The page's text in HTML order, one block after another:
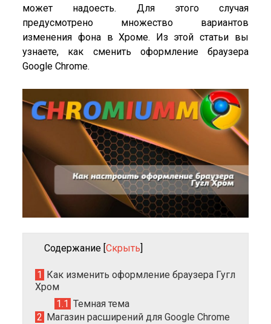
может надоесть. Для этого случая
предусмотрено множество вариантов
изменения фона в Хроме. Из этой статьи вы
узнаете, как сменить оформление браузера
Google Chrome.
Содержание [Скрыть
1
Как изменить оформление браузера Гугл
Хром
1.1 Темная тема
2 Магазин расширений для Google Chrome